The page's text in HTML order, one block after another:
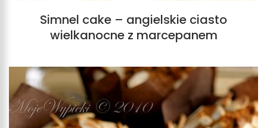
Simnel cake – angielskie ciasto
wielkanocne z marcepanem